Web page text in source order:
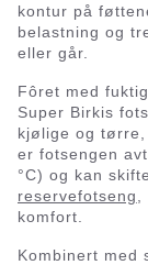
kontur på
belastning og
eller går.
Fôret med
Super Birkis
kjølige og tørre,
er fotsengen
°C) og kan
reservefotseng
komfort.
Kombinert med